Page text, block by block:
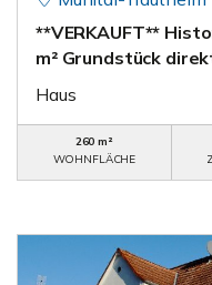
**VERKAUFT**
m² Grundstück
Haus
260 m²
WOHNFLÄCHE